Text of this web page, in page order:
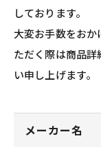
しております。
大変お手数をお
ただく際は商品
い申し上げます。
メーカー名